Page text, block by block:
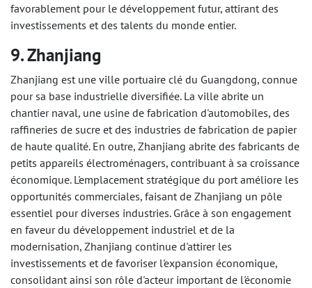
favorablement pour le développement futur, attirant des
investissements et des talents du monde entier.
9. Zhanjiang
Zhanjiang est une ville portuaire clé du Guangdong, connue
pour sa base industrielle diversifiée. La ville abrite un
chantier naval, une usine de fabrication d'automobiles, des
raffineries de sucre et des industries de fabrication de papier
de haute qualité. En outre, Zhanjiang abrite des fabricants de
petits appareils électroménagers, contribuant à sa croissance
économique. L'emplacement stratégique du port améliore les
opportunités commerciales, faisant de Zhanjiang un pôle
essentiel pour diverses industries. Grâce à son engagement
en faveur du développement industriel et de la
modernisation, Zhanjiang continue d'attirer les
investissements et de favoriser l'expansion économique,
consolidant ainsi son rôle d'acteur important de l'économie